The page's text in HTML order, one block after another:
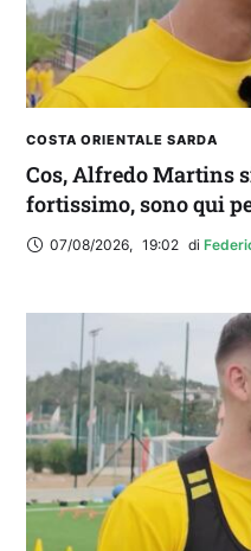
COSTA ORIENTALE SARDA
Cos, Alfredo Martins
fortissimo, sono qui
squadra. Idolo? Mi
07/08/2026, 19:02 di